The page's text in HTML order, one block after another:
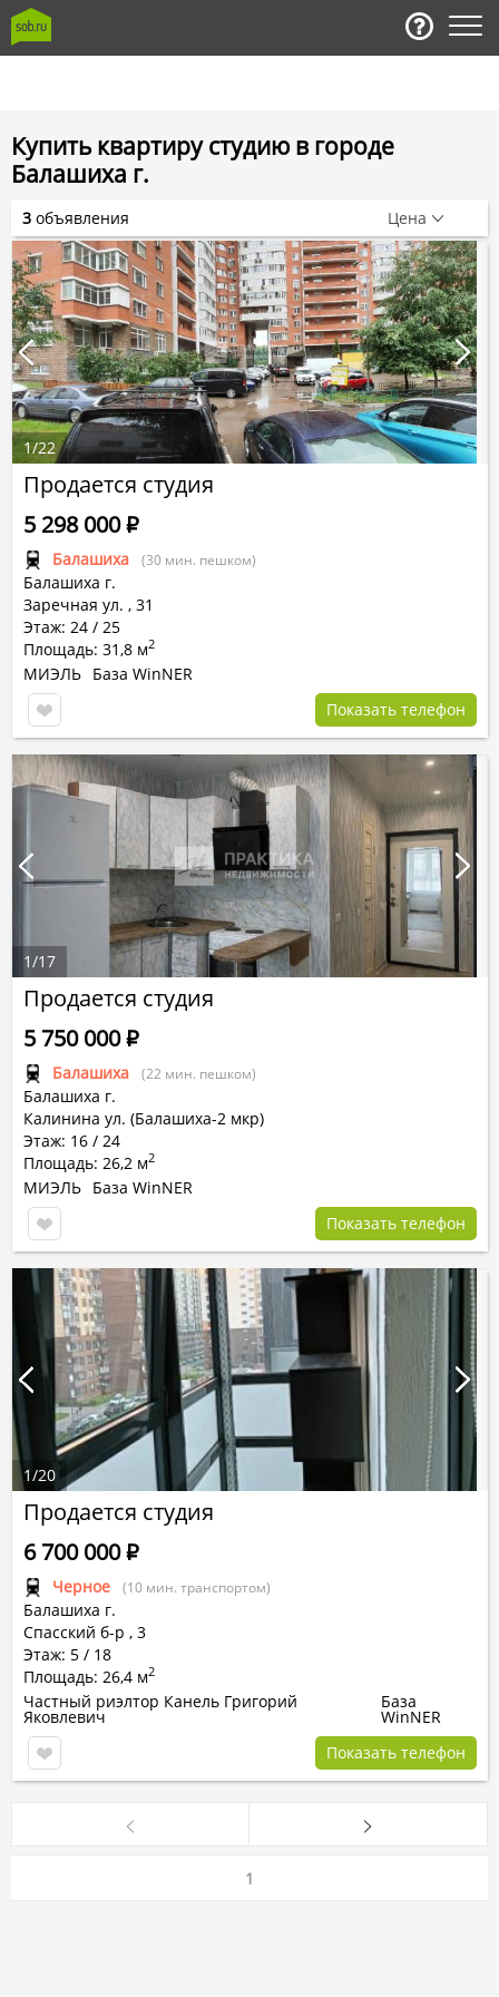
Купить квартиру студию в городе
Балашиха г.
Продается студия
Балашиха (30 мин. пешком)
Балашиха г.
Заречная ул. , 31
Этаж: 24 / 25
Площадь: 31,8 м2
5 298 000Р
МИЭЛЬ База WinNER
Показать телефон
1/22
Продается студия
Балашиха (22 мин. пешком)
Балашиха г.
Калинина ул. (Балашиха-2 мкр)
Этаж: 16 / 24
Площадь: 26,2 м2
5 750 000Р
МИЭЛЬ База WinNER
Показать телефон
1/17
Продается студия
Черное (10 мин. транспортом)
Балашиха г.
Спасский б-р , 3
Этаж: 5 / 18
Площадь: 26,4 м2
6 700 000Р
Частный риэлтор Канель Григорий
Яковлевич
База
WinNER
Показать телефон
1/20
3 объявления Цена
1